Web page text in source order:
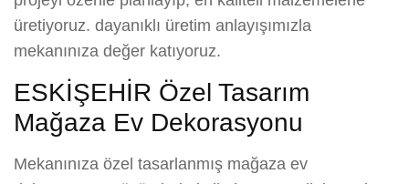
üretiyoruz. dayanıklı üretim anlayışımızla
mekanınıza değer katıyoruz.
ESKİŞEHİR Özel Tasarım
Mağaza Ev Dekorasyonu
Mekanınıza özel tasarlanmış mağaza ev